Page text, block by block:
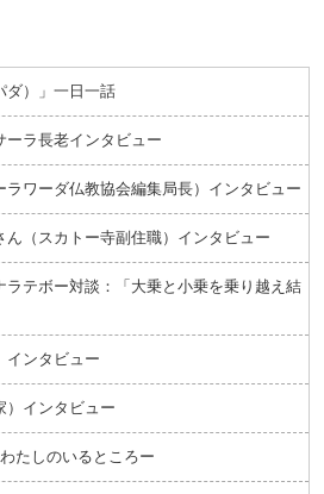
ダ）」一日一話
ーラ長老インタビュー
ラワーダ仏教協会編集局長）インタビュー
ん（スカトー寺副住職）インタビュー
テボー対談：「大乗と小乗を乗り越え結
インタビュー
）インタビュー
たしのいるところー